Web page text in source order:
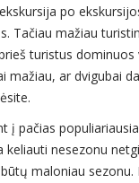
po
Tačiau mažiau
turistus dominuos
mažiau, ar dvigubai
į pačias
keliauti nesezonu
maloniau sezonu.